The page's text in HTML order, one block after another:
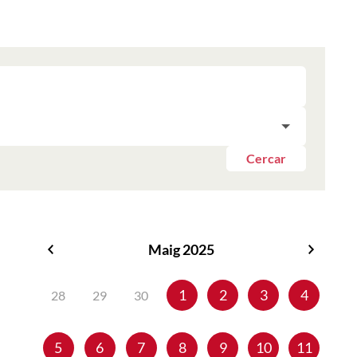
Cercar
Maig 2025
28 29 30 1 2 3 4
5 6 7 8 9 10 11